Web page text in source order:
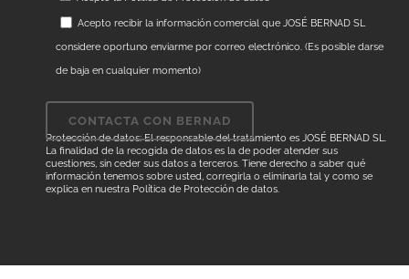
Acepto recibir la información comercial que JOSÉ BERNAD SL
considere oportuno enviarme por correo electrónico. (Es posible darse
de baja en cualquier momento)
Protección de datos: El responsable del tratamiento es JOSÉ BERNAD SL.
La finalidad de la recogida de datos es la de poder atender sus
cuestiones, sin ceder sus datos a terceros. Tiene derecho a saber qué
información tenemos sobre usted, corregirla o eliminarla tal y como se
explica en nuestra Política de Protección de datos